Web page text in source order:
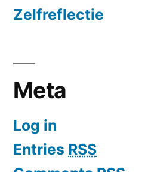
Zelfreflectie
Meta
Log in
Entries RSS